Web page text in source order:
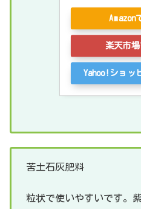
Amazon
楽天市
Yahoo!ショッ
苦土石灰肥料
粒状で使いやすいです。